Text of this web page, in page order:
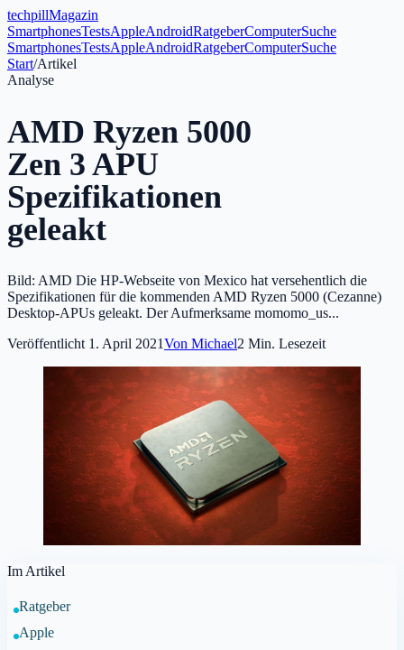
techpillMagazin
SmartphonesTestsAppleAndroidRatgeberComputerSuche
SmartphonesTestsAppleAndroidRatgeberComputerSuche
Start/Artikel
Analyse
AMD Ryzen 5000
Zen 3 APU
Spezifikationen
geleakt
Bild: AMD Die HP-Webseite von Mexico hat versehentlich die
Spezifikationen für die kommenden AMD Ryzen 5000 (Cezanne)
Desktop-APUs geleakt. Der Aufmerksame momomo_us...
Veröffentlicht 1. April 2021Von Michael2 Min. Lesezeit
Im Artikel
Ratgeber
Apple